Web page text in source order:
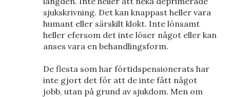
sjukskrivning. Det kan knappast heller vara
humant eller särskilt klokt. Inte lönsamt
heller efersom det inte löser något eller kan
anses vara en behandlingsform.
De flesta som har förtidspensionerats har
inte gjort det för att de inte fått något
jobb, utan på grund av sjukdom. Men om